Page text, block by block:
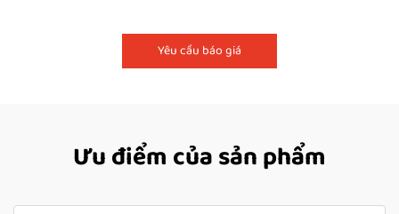
Yêu cầu báo giá
Ưu điểm của sản phẩm